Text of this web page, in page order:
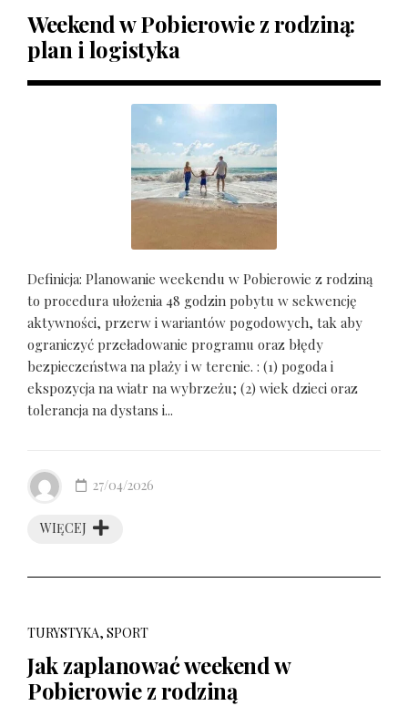
Weekend w Pobierowie z rodziną:
plan i logistyka
Definicja: Planowanie weekendu w Pobierowie z rodziną
to procedura ułożenia 48 godzin pobytu w sekwencję
aktywności, przerw i wariantów pogodowych, tak aby
ograniczyć przeładowanie programu oraz błędy
bezpieczeństwa na plaży i w terenie. : (1) pogoda i
ekspozycja na wiatr na wybrzeżu; (2) wiek dzieci oraz
tolerancja na dystans i...
WIĘCEJ
27/04/2026
TURYSTYKA, SPORT
Jak zaplanować weekend w
Pobierowie z rodziną